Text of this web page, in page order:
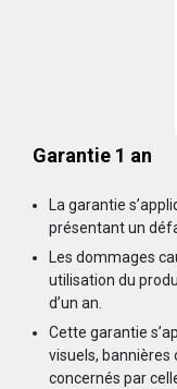
Garantie 1 an
La garantie
présentant un
Les dommages
utilisation du
d’un an.
Cette garantie
visuels, bannières
concernés par